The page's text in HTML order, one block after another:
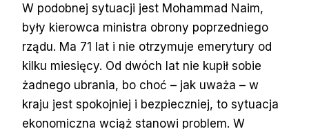
W podobnej sytuacji jest Mohammad Naim,
były kierowca ministra obrony poprzedniego
rządu. Ma 71 lat i nie otrzymuje emerytury od
kilku miesięcy. Od dwóch lat nie kupił sobie
żadnego ubrania, bo choć – jak uważa – w
kraju jest spokojniej i bezpieczniej, to sytuacja
ekonomiczna wciąż stanowi problem. W